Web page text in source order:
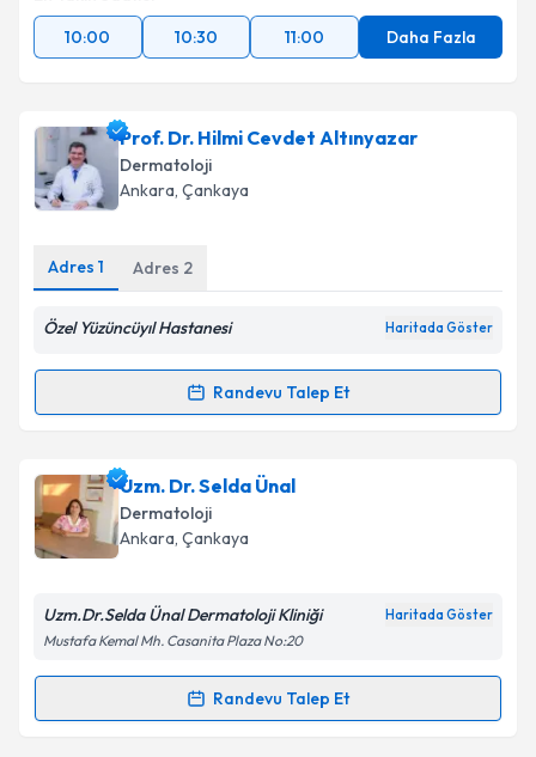
10:00
10:30 11:00 Daha Fazla
Prof. Dr. Hilmi Cevdet Altınyazar
Dermatoloji
Ankara, Çankaya
Adres 1 Adres 2
Özel Yüzüncüyıl Hastanesi Haritada Göster
Randevu Talep Et
Randevu Takvimi Talebi
Prof. Dr. Hilmi Cevdet Altınyazar
takvimi talebi oluşturun. Size bu uzmandan randevu
almanız için bir takvim hazırlandığında e-posta ile
bilgilendireceğiz.
E-posta Adresiniz
Kişisel verilerimin işlenmesine ilişkinAydınlatma
Uzm. Dr. Selda Ünal
Dermatoloji
Ankara, Çankaya
Uzm.Dr.Selda Ünal Dermatoloji Kliniği Haritada Göster
Mustafa Kemal Mh. Casanita Plaza No:20
Randevu Talep Et
Randevu Takvimi Talebi